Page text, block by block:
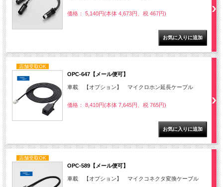
価格： 5,140円(本体 4,673円、税 467円)
店舗受取OK
OPC-647【メール便可】
車載 【オプション】 マイクロホン延長ケーブル
価格： 8,410円(本体 7,645円、税 765円)
店舗受取OK
OPC-589【メール便可】
車載 【オプション】 マイクコネクタ変換ケーブル